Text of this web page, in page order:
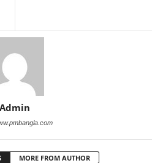
Admin
MORE FROM AUTHOR